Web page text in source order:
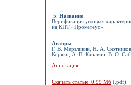
5
Название
Верификация угловых
на КПТ «Прометеус»
Авторы
Г. В. Мерзликин, Н. А.
Коряки, А. П. Канавин, В. О.
Аннотация
Скачать статью 0.99 Мб (.pdf)